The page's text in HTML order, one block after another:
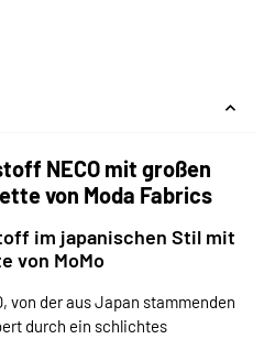
NECO mit großen
von Moda Fabrics
im japanischen Stil mit
von MoMo
von der aus Japan stammenden
durch ein schlichtes